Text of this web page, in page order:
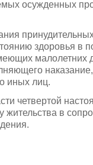
осужденных
здоровья в
малолетних
иных лиц.
четвертой
жительства в